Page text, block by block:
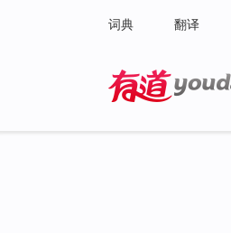
词典 翻译